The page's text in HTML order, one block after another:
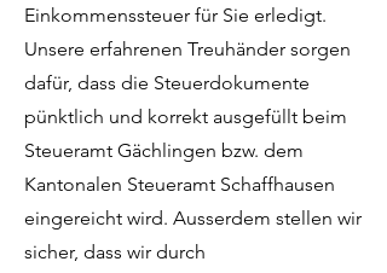
Einkommenssteuer für Sie erledigt.
Unsere erfahrenen Treuhänder sorgen
dafür, dass die Steuerdokumente
pünktlich und korrekt ausgefüllt beim
Steueramt Gächlingen bzw. dem
Kantonalen Steueramt Schaffhausen
eingereicht wird. Ausserdem stellen wir
sicher, dass wir durch